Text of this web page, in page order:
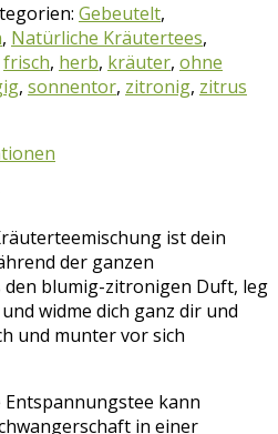
Gebeutelt,
, Natürliche Kräutertees,
frisch, herb, kräuter, ohne
, sonnentor, zitronig, zitrus
ist dein
der ganzen
den blumig-zitronigen Duft, leg
widme dich ganz dir und
und munter vor sich
Entspannungstee kann
in einer